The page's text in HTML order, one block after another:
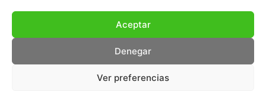
Aceptar
Denegar
Ver preferencias